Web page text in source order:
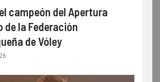
campeón del Apertura
de la Federación
de Vóley